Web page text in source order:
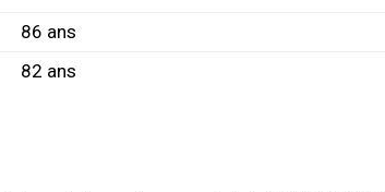
86 ans
82 ans